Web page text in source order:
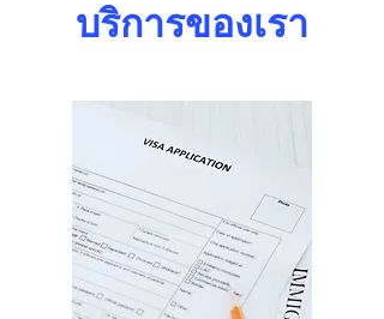
​บริการของเรา